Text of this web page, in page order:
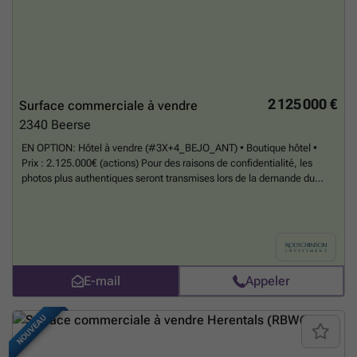
2 125 000 €
Surface commerciale à vendre
2340 Beerse
EN OPTION: Hôtel à vendre (#3X+4_BEJO_ANT) • Boutique hôtel •
Prix : 2.125.000€ (actions) Pour des raisons de confidentialité, les
photos plus authentiques seront transmises lors de la demande du
E-mail Appeler
NOUVEAU